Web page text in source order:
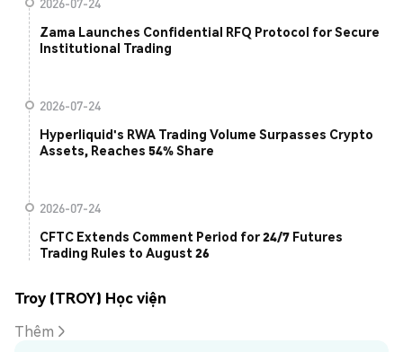
Zama Launches Confidential RFQ Protocol for Secure
Institutional Trading
2026-07-24
Hyperliquid's RWA Trading Volume Surpasses Crypto
Assets, Reaches 54% Share
2026-07-24
CFTC Extends Comment Period for 24/7 Futures
Trading Rules to August 26
Troy (TROY) Học viện
Thêm